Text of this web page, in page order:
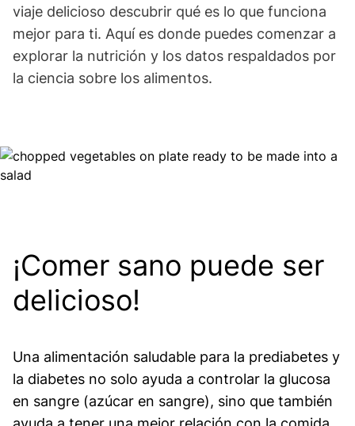
viaje delicioso descubrir qué es lo que funciona
mejor para ti. Aquí es donde puedes comenzar a
explorar la nutrición y los datos respaldados por
la ciencia sobre los alimentos.
Image
¡Comer sano puede ser
delicioso!
Una alimentación saludable para la prediabetes y
la diabetes no solo ayuda a controlar la glucosa
en sangre (azúcar en sangre), sino que también